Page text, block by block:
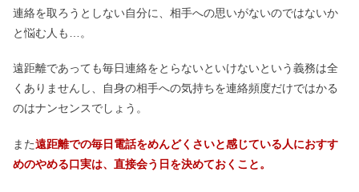
連絡を取ろうとしない自分に、相手への思いがないのではないか
と悩む人も…。
遠距離であっても毎日連絡をとらないといけないという義務は全
くありませんし、自身の相手への気持ちを連絡頻度だけではかる
のはナンセンスでしょう。
また遠距離での毎日電話をめんどくさいと感じている人におすす
めのやめる口実は、直接会う日を決めておくこと。